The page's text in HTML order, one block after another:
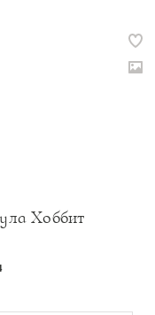
Хоббит